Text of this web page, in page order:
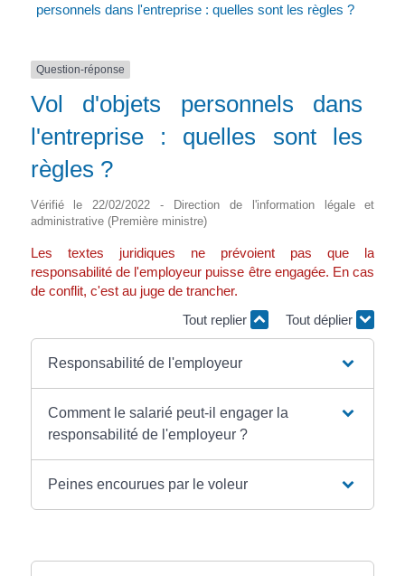
personnels dans l'entreprise : quelles sont les règles ?
Question-réponse
Vol d'objets personnels dans
l'entreprise : quelles sont les
règles ?
Vérifié le 22/02/2022 - Direction de l'information légale et
administrative (Première ministre)
Les textes juridiques ne prévoient pas que la
responsabilité de l'employeur puisse être engagée. En cas
de conflit, c'est au juge de trancher.
Tout replier
Tout déplier
Responsabilité de l'employeur
Comment le salarié peut-il engager la
responsabilité de l'employeur ?
Peines encourues par le voleur